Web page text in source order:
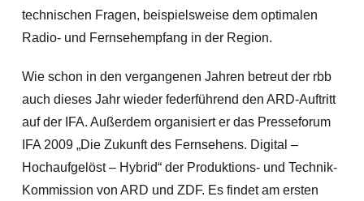
technischen Fragen, beispielsweise dem optimalen
Radio- und Fernsehempfang in der Region.
Wie schon in den vergangenen Jahren betreut der rbb
auch dieses Jahr wieder federführend den ARD-Auftritt
auf der IFA. Außerdem organisiert er das Presseforum
IFA 2009 „Die Zukunft des Fernsehens. Digital –
Hochaufgelöst – Hybrid“ der Produktions- und Technik-
Kommission von ARD und ZDF. Es findet am ersten